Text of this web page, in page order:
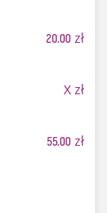
20.00 zł
Xzł
55.00 zł